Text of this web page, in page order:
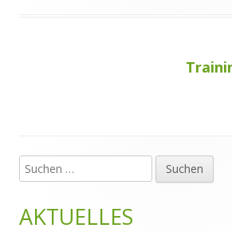
Beitragsnavigation
Haupt-
Seitenleiste
Suchen
nach:
AKTUELLES